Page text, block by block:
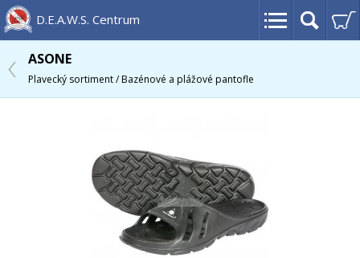
D.E.A.W.S. Centrum
ASONE
Plavecký sortiment / Bazénové a plážové pantofle